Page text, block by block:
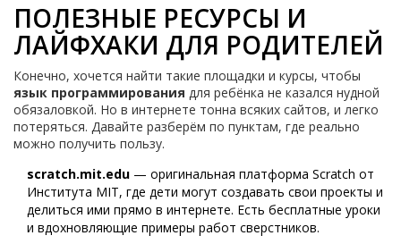
ПОЛЕЗНЫЕ РЕСУРСЫ И
ЛАЙФХАКИ ДЛЯ РОДИТЕЛЕЙ
Конечно, хочется найти такие площадки и курсы, чтобы
язык программирования для ребёнка не казался нудной
обязаловкой. Но в интернете тонна всяких сайтов, и легко
потеряться. Давайте разберём по пунктам, где реально
можно получить пользу.
scratch.mit.edu — оригинальная платформа Scratch от
Института MIT, где дети могут создавать свои проекты и
делиться ими прямо в интернете. Есть бесплатные уроки
и вдохновляющие примеры работ сверстников.